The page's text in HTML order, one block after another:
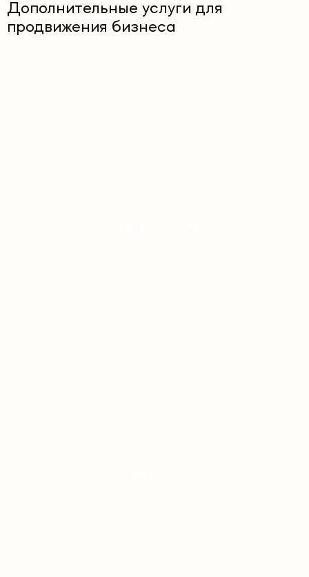
Дополнительные услуги для
продвижения бизнеса